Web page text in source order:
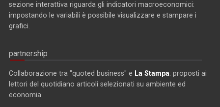
sezione interattiva riguarda gli indicatori macroeconomici:
impostando le variabili è possibile visualizzare e stampare i
grafici.
partnership
Collaborazione tra "quoted business" e La Stampa: proposti ai
lettori del quotidiano articoli selezionati su ambiente ed
economia.